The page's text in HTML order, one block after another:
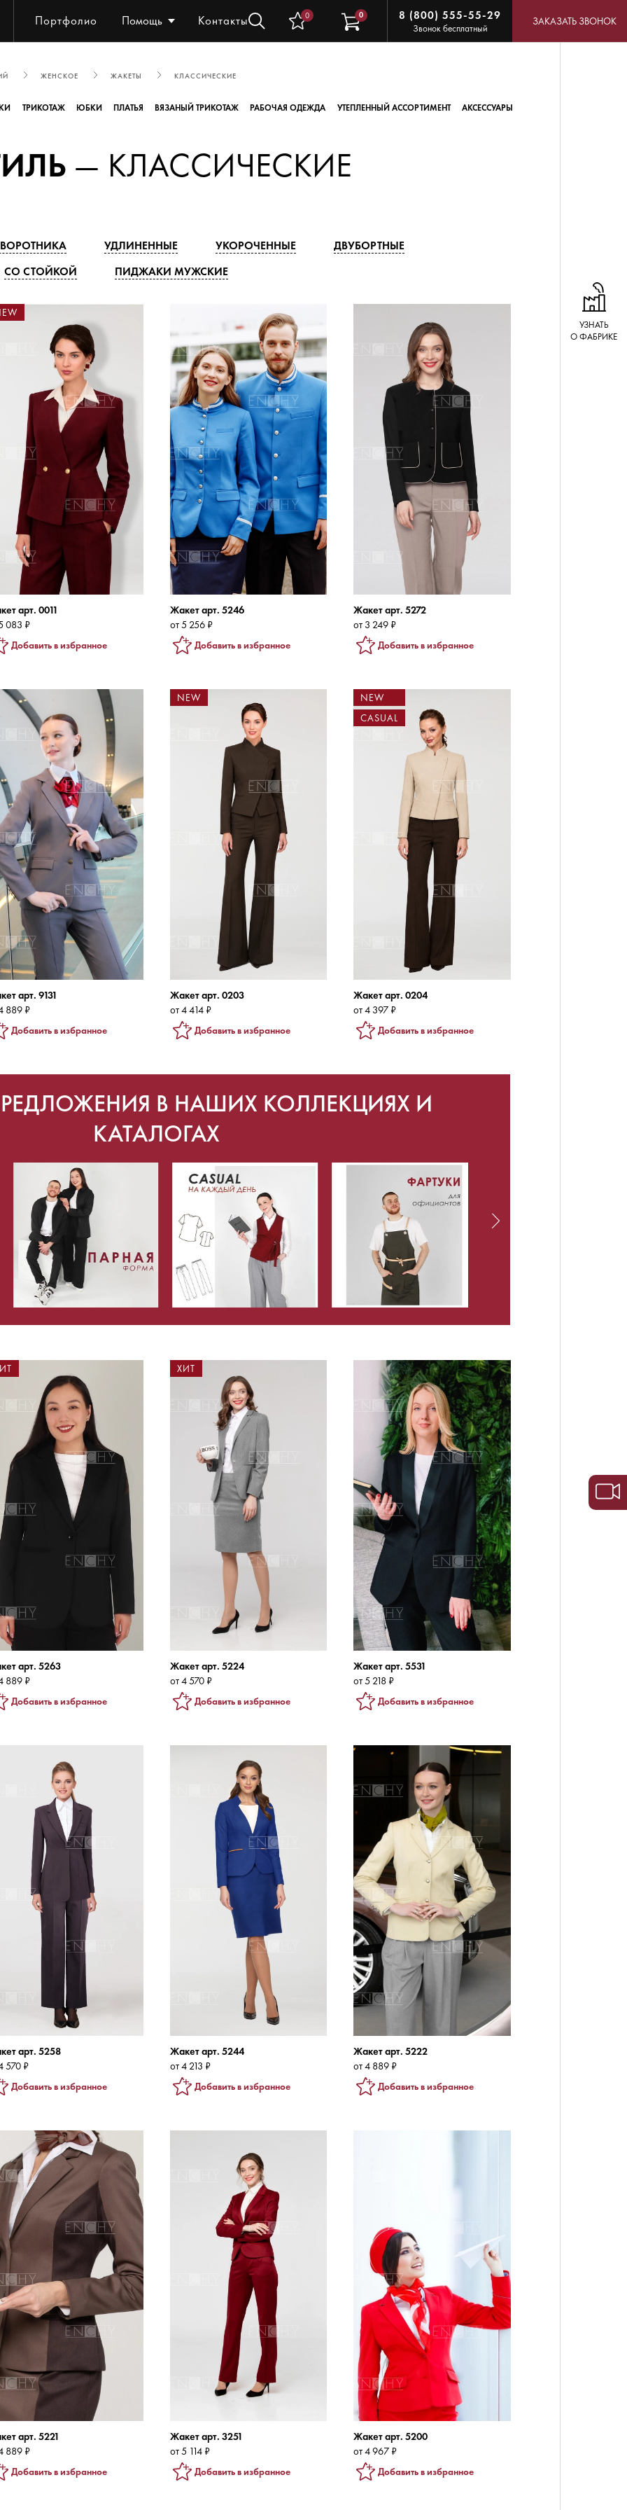
Портфолио Помощь Контакты 0 0 8 (800) 555-55-29
Звонок бесплатный
ЗАКАЗАТЬ ЗВОНОК
ЖЕНСКОЕ ЖАКЕТЫ КЛАССИЧЕСКИЕ
ТРИКОТАЖ ЮБКИ ПЛАТЬЯ ВЯЗАНЫЙ ТРИКОТАЖ РАБОЧАЯ ОДЕЖДА УТЕПЛЕННЫЙ АССОРТИМЕНТ АКСЕССУАРЫ
— КЛАССИЧЕСКИЕ
ВОРОТНИКА УДЛИНЕННЫЕ УКОРОЧЕННЫЕ
ДВУБОРТНЫЕ
СО СТОЙКОЙ
ПИДЖАКИ МУЖСКИЕ
арт. 0011
083 ₽
Добавить в избранное
Жакет арт. 5246
от 5 256 ₽
Добавить в избранное
Жакет арт. 5272
от 3 249 ₽
Добавить в избранное
арт. 9131
889 ₽
Добавить в избранное
NEW
Жакет арт. 0203
от 4 414 ₽
Добавить в избранное
NEW
CASUAL
Жакет арт. 0204
от 4 397 ₽
Добавить в избранное
В НАШИХ КОЛЛЕКЦИЯХ И
КАТАЛОГАХ
арт. 5263
889 ₽
Добавить в избранное
ХИТ
Жакет арт. 5224
от 4 570 ₽
Добавить в избранное
Жакет арт. 5531
от 5 218 ₽
Добавить в избранное
арт. 5258
570 ₽
Добавить в избранное
Жакет арт. 5244
от 4 213 ₽
Добавить в избранное
Жакет арт. 5222
от 4 889 ₽
Добавить в избранное
арт. 5221
889 ₽
Добавить в избранное
Жакет арт. 3251
от 5 114 ₽
Добавить в избранное
Жакет арт. 5200
от 4 967 ₽
Добавить в избранное
УЗНАТЬ
О ФАБРИКЕ